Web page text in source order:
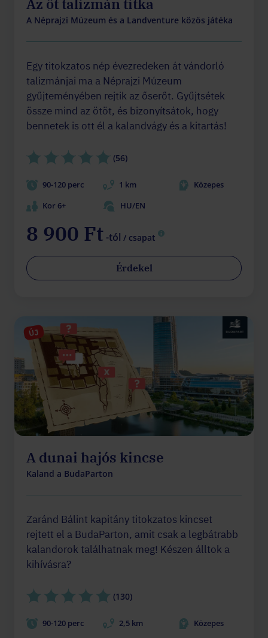
Az öt talizmán titka
A Néprajzi Múzeum és a Landventure közös játéka
Egy titokzatos nép évezredeken át vándorló
talizmánjai ma a Néprajzi Múzeum
gyűjteményében rejtik az őserőt. Gyűjtsétek
össze mind az ötöt, és bizonyítsátok, hogy
bennetek is ott él a kalandvágy és a kitartás!
(56)
90-120 perc 1 km
Közepes
Kor 6+
HU/EN
8 900 Ft-tól / csapat
Érdekel
ÚJ
A dunai hajós kincse
Kaland a BudaParton
Zaránd Bálint kapitány titokzatos kincset
rejtett el a BudaParton, amit csak a legbátrabb
kalandorok találhatnak meg! Készen álltok a
kihívásra?
(130)
90-120 perc 2,5 km
Közepes